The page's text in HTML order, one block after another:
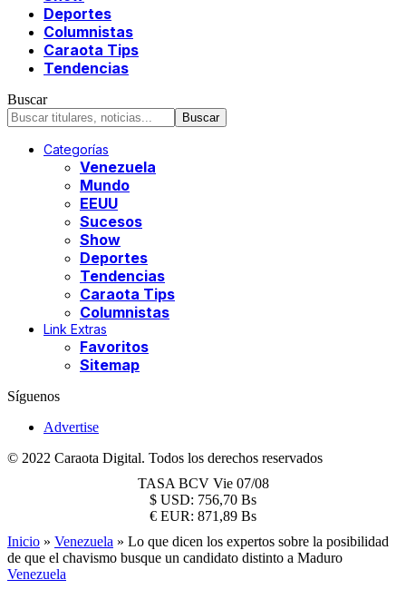
Deportes
Columnistas
Caraota Tips
Tendencias
Buscar
Categorías
Venezuela
Mundo
EEUU
Sucesos
Show
Deportes
Tendencias
Caraota Tips
Columnistas
Link Extras
Favoritos
Sitemap
Síguenos
Advertise
© 2022 Caraota Digital. Todos los derechos reservados
TASA BCV Vie 07/08
$ USD: 756,70 Bs
€ EUR: 871,89 Bs
Inicio » Venezuela » Lo que dicen los expertos sobre la posibilidad
de que el chavismo busque un candidato distinto a Maduro
Venezuela